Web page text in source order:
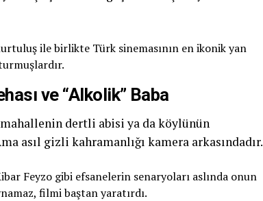
ile birlikte Türk sinemasının en ikonik yan
ve “Alkolik” Baba
dertli abisi ya da köylünün
asıl gizli kahramanlığı kamera arkasındadır.
Feyzo gibi efsanelerin senaryoları aslında onun
filmi baştan yaratırdı.